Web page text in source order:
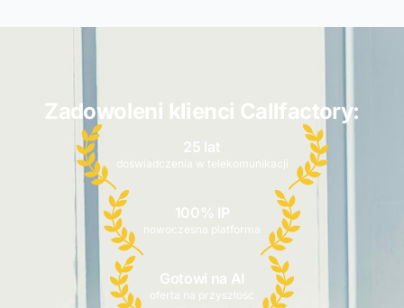
Zadowoleni klienci Callfactory:
25 lat
doświadczenia w telekomunikacji
100% IP
nowoczesna platforma
Gotowi na AI
oferta na przyszłość